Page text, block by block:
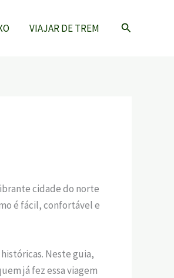
VIAJAR DE TREM Pesquisar
cidade do norte
é fácil, confortável e
Neste guia,
já fez essa viagem